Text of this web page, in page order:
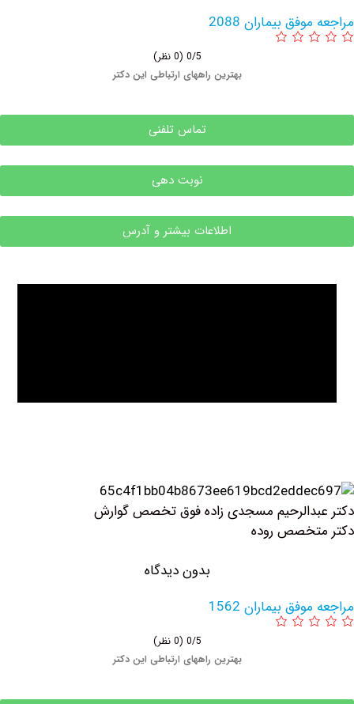
بیماران 2088
بهترین راههای ارتباطی این دکتر
تماس تلفنی
نوبت دهی
اطلاعات بیشتر و آدرس
مسجدی زاده فوق تخصص گوارش
روده
بدون دیدگاه
بیماران 1562
بهترین راههای ارتباطی این دکتر